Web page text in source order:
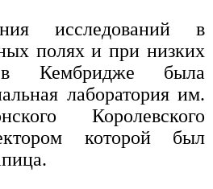
исследований в
полях и при низких
в Кембридже была
лаборатория им.
Королевского
которой был